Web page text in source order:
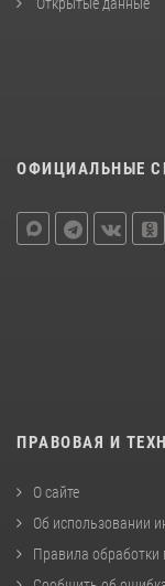
ОФИЦИАЛЬНЫЕ
ПРАВОВАЯ И
О сайте
Об использовании
Правила